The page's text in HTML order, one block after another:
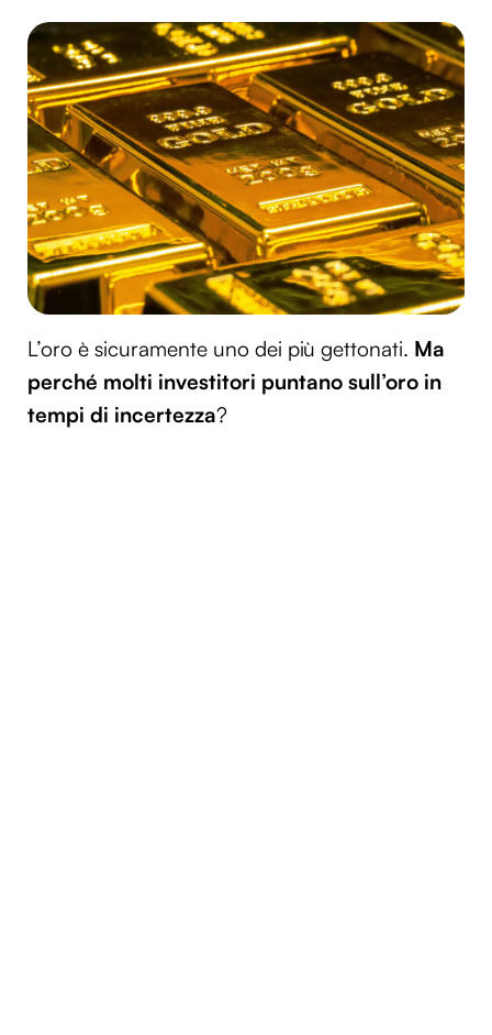
L’oro è sicuramente uno dei più gettonati. Ma
perché molti investitori puntano sull’oro in
tempi di incertezza?